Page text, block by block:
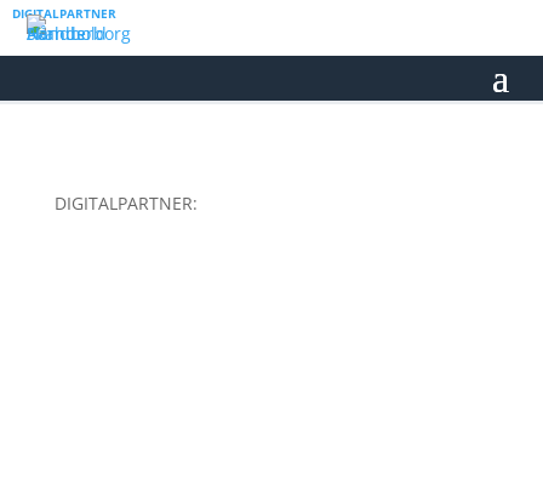
DIGITALPARTNER
DIGITALPARTNER: